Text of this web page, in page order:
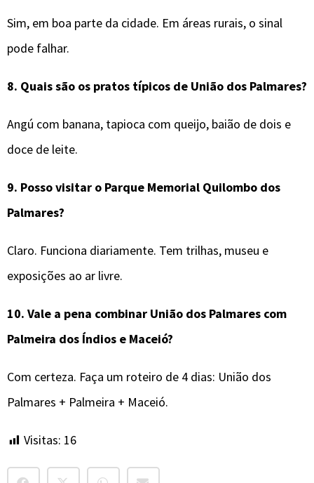
Sim, em boa parte da cidade. Em áreas rurais, o sinal
pode falhar.
8. Quais são os pratos típicos de União dos Palmares?
Angú com banana, tapioca com queijo, baião de dois e
doce de leite.
9. Posso visitar o Parque Memorial Quilombo dos
Palmares?
Claro. Funciona diariamente. Tem trilhas, museu e
exposições ao ar livre.
10. Vale a pena combinar União dos Palmares com
Palmeira dos Índios e Maceió?
Com certeza. Faça um roteiro de 4 dias: União dos
Palmares + Palmeira + Maceió.
Visitas: 16